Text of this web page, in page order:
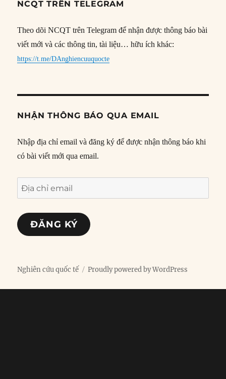
NCQT TRÊN TELEGRAM
Theo dõi NCQT trên Telegram để nhận được thông báo bài
viết mới và các thông tin, tài liệu… hữu ích khác:
https://t.me/DAnghiencuuquocte
NHẬN THÔNG BÁO QUA EMAIL
Nhập địa chỉ email và đăng ký để được nhận thông báo khi
có bài viết mới qua email.
Địa
chỉ
email
ĐĂNG KÝ
Nghiên cứu quốc tế Proudly powered by WordPress